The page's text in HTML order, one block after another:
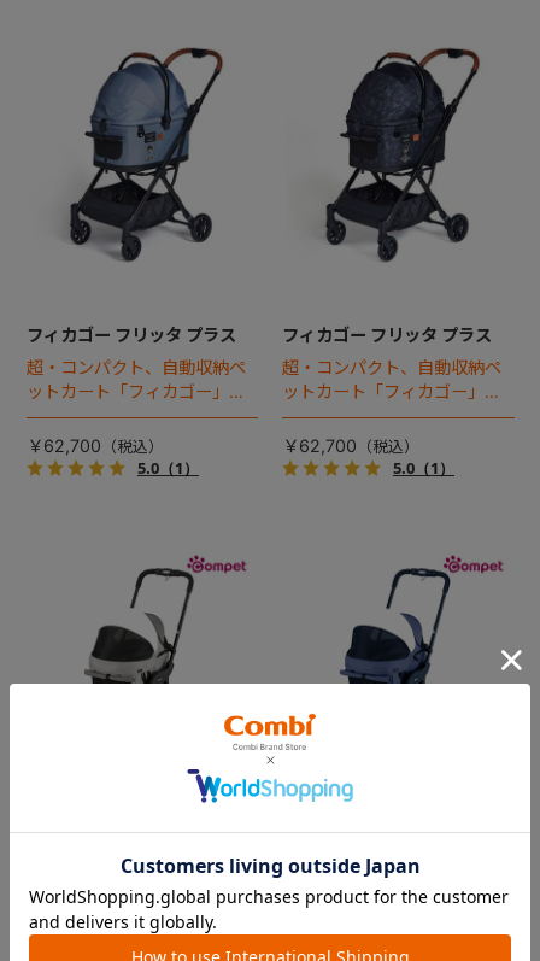
フィカゴー フリッタ プラス
超・コンパクト、自動収納ペ
ットカート「フィカゴー」に
キャビン着脱タイプが新登
場！
￥62,700
5.0（1）
フィカゴー フリッタ プラス
超・コンパクト、自動収納ペ
ットカート「フィカゴー」に
キャビン着脱タイプが新登
場！
￥62,700
5.0（1）
新色登場！幌はファスナー式
でラクラク開閉でき、ワンち
ゃんやネコちゃんの抜け出し
ルファ
新色登場！幌はファスナー式
ゃんやネコちゃんの抜け出し